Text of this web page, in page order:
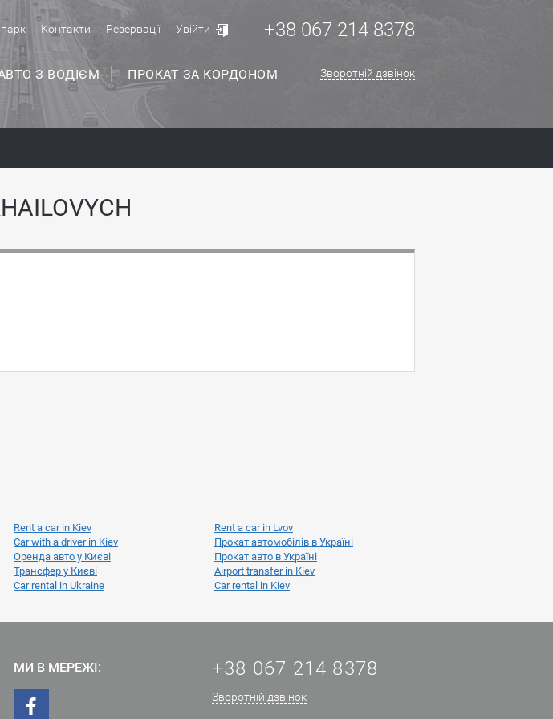
З ВОДІЄМ ПРОКАТ ЗА КОРДОНОМ
Контакти Резервації Увійти +38 067 214 8378
Зворотній дзвінок
Rent a car in Kiev
Rent a car in Lvov
Car with a driver in Kiev
Прокат автомобілів в Україні
Оренда авто у Києві
Прокат авто в Україні
Трансфер у Києві
Airport transfer in Kiev
Car rental in Ukraine Car rental in Kiev
МИ В МЕРЕЖІ: +38 067 214 8378
Зворотній дзвінок